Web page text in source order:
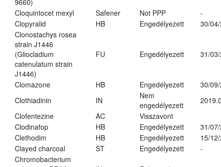
9660)
Cloquintocet mexyl Safener Not PPP
-
Clopyralid
HB Engedélyezett
30/
Clonostachys rosea
strain J1446
(Gliocladium
catenulatum strain
J1446)
FU Engedélyezett 31/
Clomazone HB Engedélyezett
30/
Clothiadinin
IN
Nem
engedélyezett
Clofentezine
AC
Visszavont
Clodinafop
HB Engedélyezett
31/
Clethodim
HB Engedélyezett
15/
Clayed charcoal
ST Engedélyezett
-
Chromobacterium